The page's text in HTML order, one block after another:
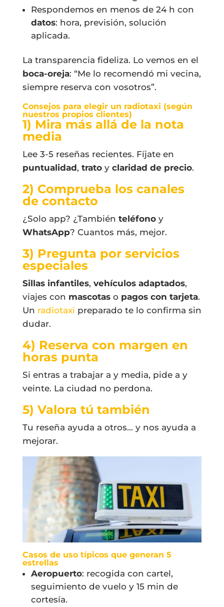
Respondemos en menos de 24 h con
datos: hora, previsión, solución
aplicada.
La transparencia fideliza. Lo vemos en el
boca-oreja: “Me lo recomendó mi vecina,
siempre reserva con vosotros”.
Consejos para elegir un radiotaxi (según
nuestros propios clientes)
1) Mira más allá de la nota
media
Lee 3-5 reseñas recientes. Fíjate en
puntualidad, tratoy claridad de precio.
2) Comprueba los canales
de contacto
¿Solo app? ¿También teléfonoy
WhatsApp? Cuantos más, mejor.
3) Pregunta por servicios
especiales
Sillas infantiles, vehículos adaptados,
viajes con mascotaso pagos con tarjeta.
Un radiotaxi preparado te lo confirma sin
dudar.
4) Reserva con margen en
horas punta
Si entras a trabajar a y media, pide a y
veinte. La ciudad no perdona.
5) Valora tú también
Tu reseña ayuda a otros… y nos ayuda a
mejorar.
Casos de uso típicos que generan 5
estrellas
Aeropuerto: recogida con cartel,
seguimiento de vuelo y 15 min de
cortesía.